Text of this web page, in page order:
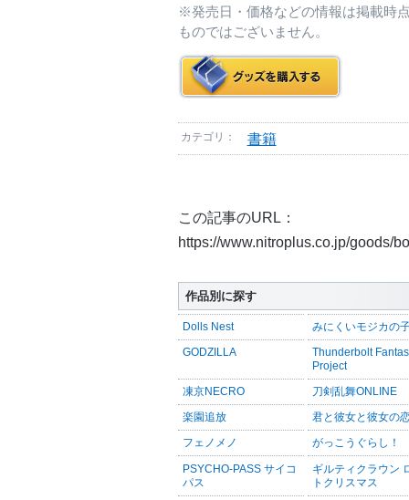
※発売日・価格などの情報は掲載時
ものではございません。
カテゴリ： 書籍
この記事のURL：
https://www.nitroplus.co.jp/goods/
作品別に探す
Dolls Nest みにくいモジカの
GODZILLA
Thunderbolt
Project
凍京NECRO 刀剣乱舞ONLINE
楽園追放 君と彼女と彼女の
フェノメノ がっこうぐらし！
PSYCHO-PASS サイコ
パス
ギルティクラウン
トクリスマス